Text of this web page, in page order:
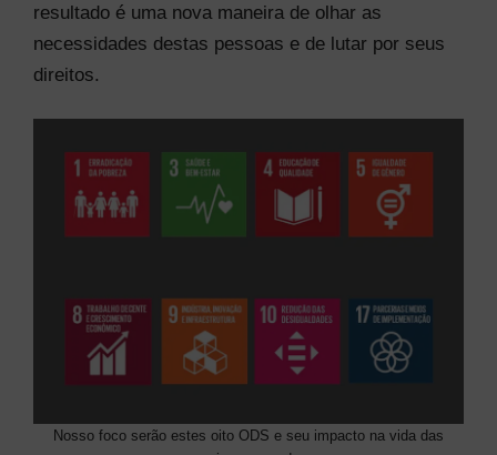
resultado é uma nova maneira de olhar as
necessidades destas pessoas e de lutar por seus
direitos.
Nosso foco serão estes oito ODS e seu impacto na vida das